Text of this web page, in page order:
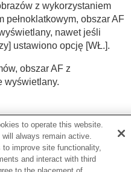
film)
z wykorzystaniem
pełnoklatkowym, obszar AF
nawet jeśli
ustawiono opcję [WŁ.].
obszar AF z
wyświetlany.
Nast.
to operate this website.
always remain active.
improve site functionality,
and interact with third